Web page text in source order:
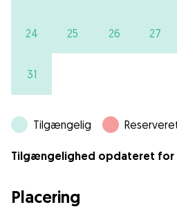
24 25 26 27
31
Tilgængelig
Tilgængelighed opdateret for
Placering